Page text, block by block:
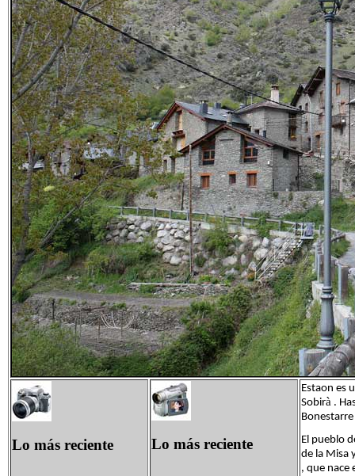
Lo más reciente Lo más reciente
Estaon es
Sobirà .
El pueblo
de la Misa
, que nace